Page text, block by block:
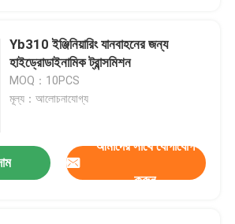
Yb310 ইঞ্জিনিয়ারিং যানবাহনের জন্য
হাইড্রোডাইনামিক ট্রান্সমিশন
MOQ：10PCS
মূল্য：আলোচনাযোগ্য
আমাদের সাথে যোগাযোগ
করুন